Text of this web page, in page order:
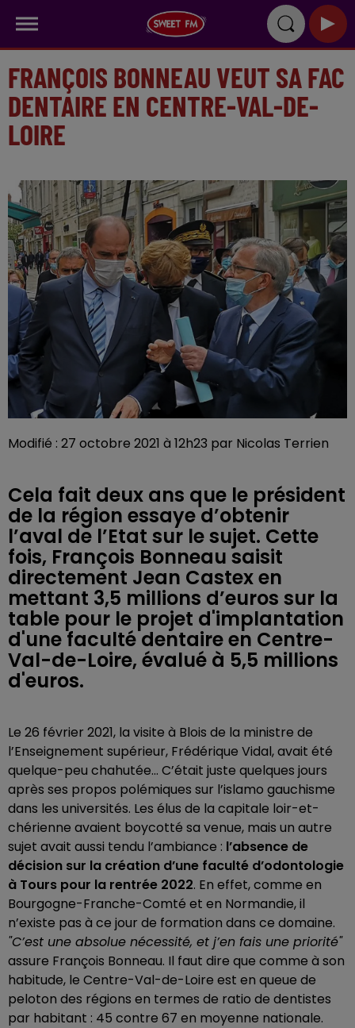
FRANÇOIS BONNEAU VEUT SA FAC
DENTAIRE EN CENTRE-VAL-DE-
LOIRE
Modifié : 27 octobre 2021 à 12h23 par Nicolas Terrien
Cela fait deux ans que le président
de la région essaye d’obtenir
l’aval de l’Etat sur le sujet. Cette
fois, François Bonneau saisit
directement Jean Castex en
mettant 3,5 millions d’euros sur la
table pour le projet d'implantation
d'une faculté dentaire en Centre-
Val-de-Loire, évalué à 5,5 millions
d'euros.
Le 26 février 2021, la visite à Blois de la ministre de
l’Enseignement supérieur, Frédérique Vidal, avait été
quelque-peu chahutée... C’était juste quelques jours
après ses propos polémiques sur l’islamo gauchisme
dans les universités. Les élus de la capitale loir-et-
chérienne avaient boycotté sa venue, mais un autre
sujet avait aussi tendu l’ambiance : l’absence de
décision sur la création d’une faculté d’odontologie
à Tours pour la rentrée 2022. En effet, comme en
Bourgogne-Franche-Comté et en Normandie, il
n’existe pas à ce jour de formation dans ce domaine.
"C’est une absolue nécessité, et j’en fais une priorité"
assure François Bonneau. Il faut dire que comme à son
habitude, le Centre-Val-de-Loire est en queue de
peloton des régions en termes de ratio de dentistes
par habitant : 45 contre 67 en moyenne nationale.